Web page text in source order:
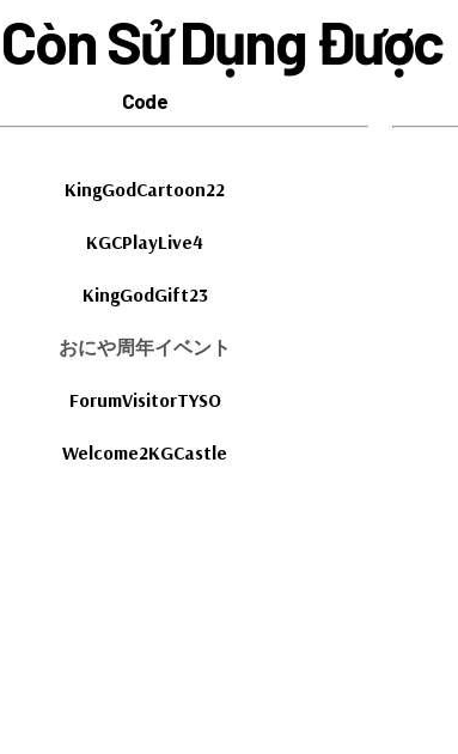
Sử Dụng Được
Code
KingGodCartoon22
KGCPlayLive4
KingGodGift23
おにや周年イベント
ForumVisitorTYSO
Welcome2KGCastle